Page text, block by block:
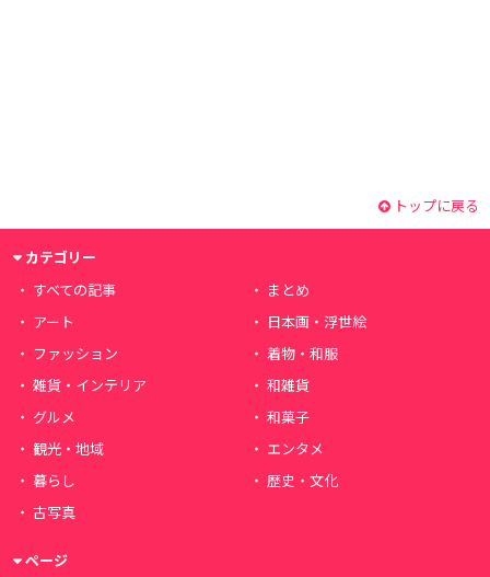
トップに戻る
カテゴリー
すべての記事
まとめ
アート
日本画・浮世絵
ファッション
着物・和服
雑貨・インテリア
和雑貨
グルメ
和菓子
観光・地域
エンタメ
暮らし
歴史・文化
古写真
ページ